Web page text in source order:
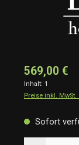
569,00 €
Inhalt: 1
Preise inkl.
Sofort